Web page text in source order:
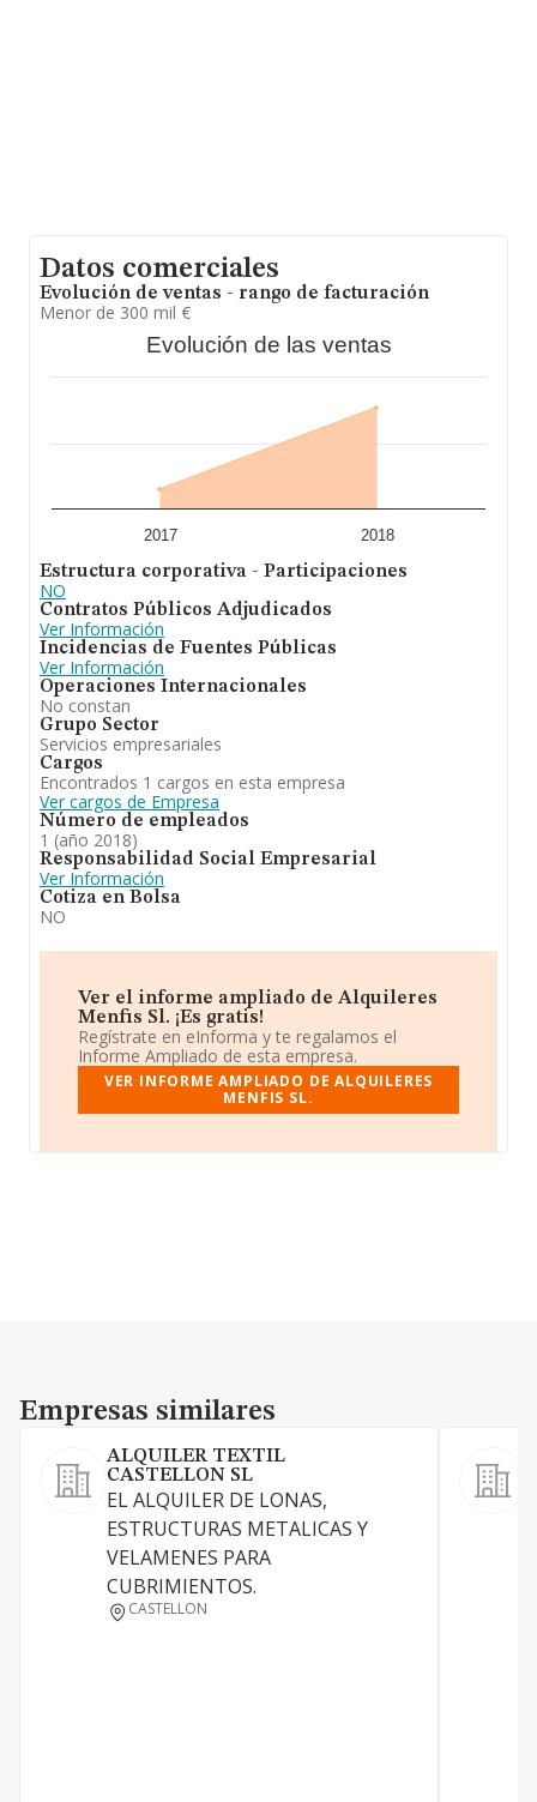
Datos comerciales
Evolución de ventas - rango de facturación
Menor de 300 mil €
Evolución de las ventas
2017 2018
Estructura corporativa - Participaciones
NO
Contratos Públicos Adjudicados
Ver Información
Incidencias de Fuentes Públicas
Ver Información
Operaciones Internacionales
No constan
Grupo Sector
Servicios empresariales
Cargos
Encontrados 1 cargos en esta empresa
Ver cargos de Empresa
Número de empleados
1 (año 2018)
Responsabilidad Social Empresarial
Ver Información
Cotiza en Bolsa
NO
Ver el informe ampliado de Alquileres
Menfis Sl. ¡Es gratis!
Regístrate en eInforma y te regalamos el
Informe Ampliado de esta empresa.
VER INFORME AMPLIADO DE ALQUILERES
MENFIS SL.
Empresas similares
Empresas similares
ALQUILER TEXTIL
CASTELLON SL
EL ALQUILER DE LONAS,
ESTRUCTURAS METALICAS Y
VELAMENES PARA
CUBRIMIENTOS.
CASTELLON